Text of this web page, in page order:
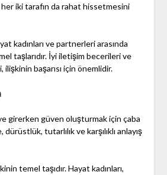
iki tarafın da rahat hissetmesini
kadınları ve partnerleri arasında
taşlarıdır. İyi iletişim becerileri ve
ilişkinin başarısı için önemlidir.
girerken güven oluşturmak için çaba
tutarlılık ve karşılıklı anlayış
temel taşıdır. Hayat kadınları,